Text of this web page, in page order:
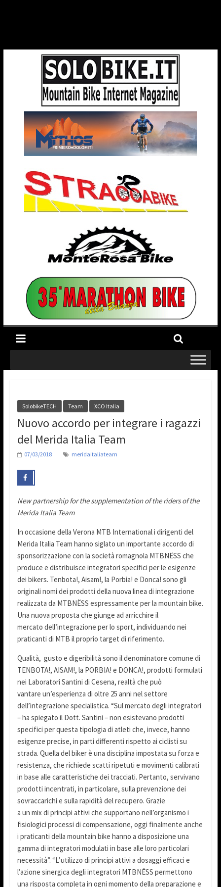
SolobikeTECH Team XCO Italia
Nuovo accordo per integrare i ragazzi
del Merida Italia Team
07/03/2018 meridaitaliateam
New partnership for the supplementation of the riders of the
Merida Italia Team
In occasione della Verona MTB International i dirigenti del
Merida Italia Team hanno siglato un importante accordo di
sponsorizzazione con la società romagnola MTBNËSS che
produce e distribuisce integratori specifici per le esigenze
dei bikers. Tenbota!, Aisam!, la Porbia! e Donca! sono gli
originali nomi dei prodotti della nuova linea di integrazione
realizzata da MTBNËSS espressamente per la mountain bike.
Una nuova proposta che giunge ad arricchire il
mercato dell’integrazione per lo sport, individuando nei
praticanti di MTB il proprio target di riferimento.
Qualità, gusto e digeribilità sono il denominatore comune di
TENBOTA!, AISAM!, la PORBIA! e DONCA!, prodotti formulati
nei Laboratori Santini di Cesena, realtà che può
vantare un’esperienza di oltre 25 anni nel settore
dell’integrazione specialistica. “Sul mercato degli integratori
– ha spiegato il Dott. Santini – non esistevano prodotti
specifici per questa tipologia di atleti che, invece, hanno
esigenze precise, in parti differenti rispetto ai ciclisti su
strada. Quella del biker è una disciplina impostata su forza e
resistenza, che richiede scatti ripetuti e movimenti calibrati
in base alle caratteristiche dei tracciati. Pertanto, servivano
prodotti incentrati, in particolare, sulla prevenzione dei
sovraccarichi e sulla rapidità del recupero. Grazie
a un mix di principi attivi che supportano nell’organismo i
fisiologici processi di compensazione, oggi finalmente anche
i praticanti della mountain bike hanno a disposizione una
gamma di integratori modulati in base alle loro particolari
necessità”. “L’utilizzo di principi attivi a dosaggi efficaci e
l’azione sinergica degli integratori MTBNËSS permettono
una risposta completa in ogni momento della preparazione e